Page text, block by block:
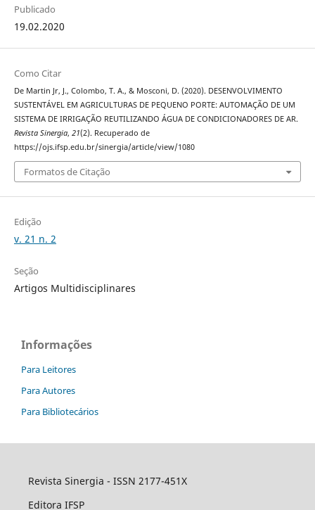
Publicado
19.02.2020
Como Citar
De Martin Jr, J., Colombo, T. A., & Mosconi, D. (2020). DESENVOLVIMENTO
SUSTENTÁVEL EM AGRICULTURAS DE PEQUENO PORTE: AUTOMAÇÃO DE UM
SISTEMA DE IRRIGAÇÃO REUTILIZANDO ÁGUA DE CONDICIONADORES DE AR.
Revista Sinergia, 21(2). Recuperado de
https://ojs.ifsp.edu.br/sinergia/article/view/1080
Formatos de Citação
Edição
v. 21 n. 2
Seção
Artigos Multidisciplinares
Informações
Para Leitores
Para Autores
Para Bibliotecários
Revista Sinergia - ISSN 2177-451X
Editora IFSP